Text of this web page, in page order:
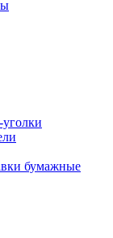
бумажные